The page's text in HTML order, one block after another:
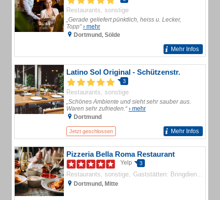
Restaurants, sonstige
„Gerade geliefert pünktlich, heiss u. Lecker,
Topp“› mehr
Dortmund, Sölde
Mehr Infos
Latino Sol Original - Schützenstr.
3
Restaurants, sonstige
„Schönes Ambiente und sieht sehr sauber aus.
Waren sehr zufrieden.“› mehr
Dortmund
Jetzt geschlossen Mehr Infos
Pizzeria Bella Roma Restaurant
Yelp 3
Restaurants, sonstige Gaststätten: Bringdienste
Dortmund, Mitte